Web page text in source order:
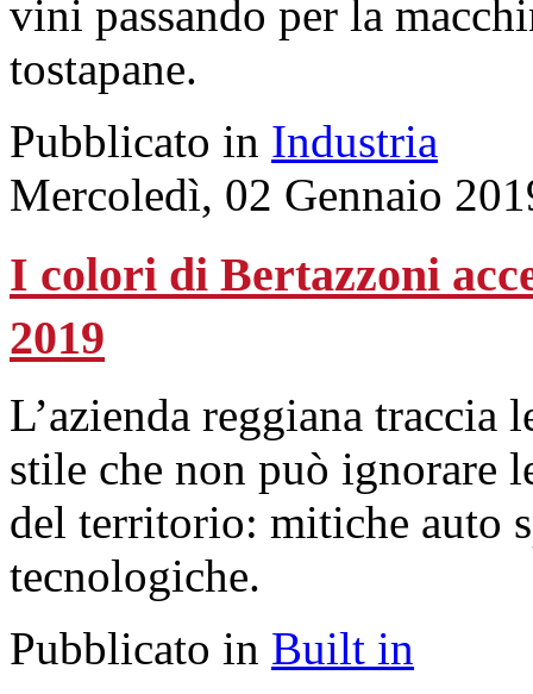
vini passando per la
tostapane.
Pubblicato in Industria
Mercoledì, 02 Gennaio
I colori di Bertazzoni
2019
L’azienda reggiana traccia
stile che non può ignorare
del territorio: mitiche auto
tecnologiche.
Pubblicato in Built in